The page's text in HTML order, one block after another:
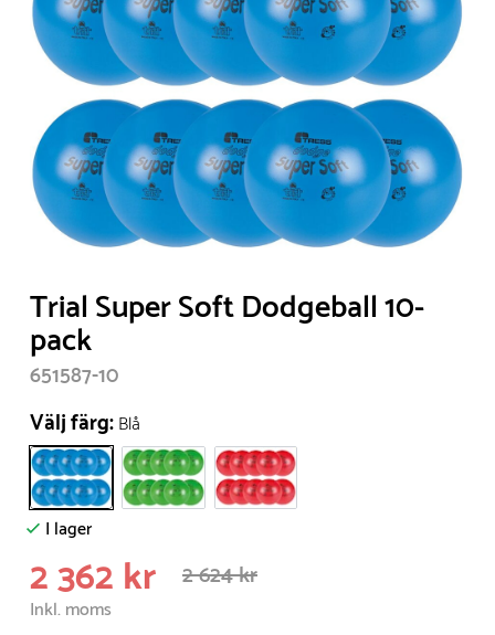
of
1
Trial Super Soft Dodgeball 10-
pack
651587-10
Välj färg:Blå
I lager
2 362 kr 2 624 kr
Inkl. moms